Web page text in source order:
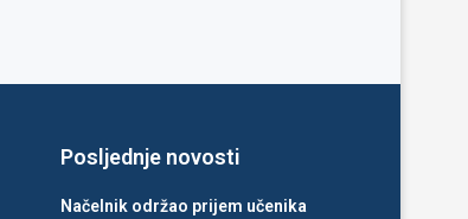
Posljednje novosti
Načelnik održao prijem učenika